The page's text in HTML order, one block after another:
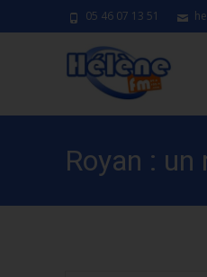
05 46 07 13 51
Royan :